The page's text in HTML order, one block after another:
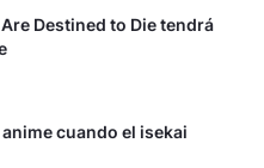
Destined to Die tendrá
cuando el isekai